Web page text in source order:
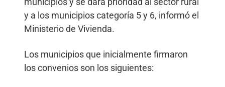
y a los municipios categoría 5 y 6, informó el
Ministerio de Vivienda.
Los municipios que inicialmente firmaron
los convenios son los siguientes: